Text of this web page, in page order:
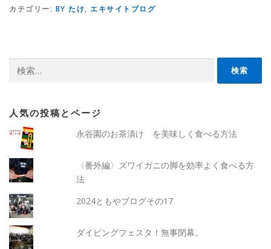
カテゴリー: BY たけ, エキサイトブログ
索:
人気の投稿とページ
永谷園のお茶漬け を美味しく食べる方法
〈番外編〉ズワイガニの脚を効率よく食べる方
法
2024ともやブログその17
ダイビングフェスタ！無事閉幕。